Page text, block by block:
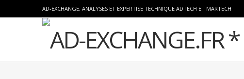
AD-EXCHANGE, ANALYSES ET EXPERTISE TECHNIQUE ADTECH ET MARTECH